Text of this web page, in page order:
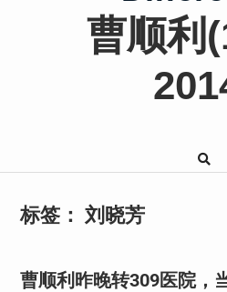
曹顺利
标签： 刘晓芳
曹顺利昨晚转309医院，